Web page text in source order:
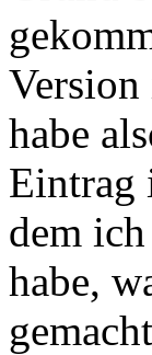
habe
Eintrag
dem
habe,